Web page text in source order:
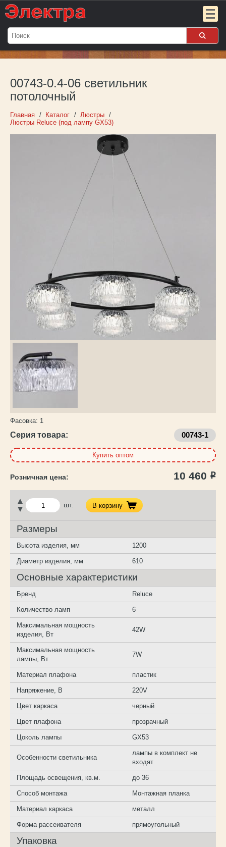
Мой
Пока
пуст
Войти
О компании
00743-0.4-06 светильник
потолочный
Главная Каталог
Люстры
Люстры Reluce (под лампу GX53)
Фасовка: 1
Серия товара: 00743-1
Купить оптом
10 460 Р
шт. В корзину
Размеры
Высота изделия, мм 1200
Диаметр изделия, мм 610
Основные характеристики
Бренд Reluce
Количество ламп 6
Максимальная мощность
изделия, Вт
42W
Максимальная мощность
лампы, Вт
7W
Материал плафона пластик
Напряжение, В 220V
Цвет каркаса черный
Цвет плафона прозрачный
Цоколь лампы GX53
Особенности светильника
лампы в комплект не
входят
Площадь освещения, кв.м. до 36
Способ монтажа Монтажная планка
Материал каркаса металл
Форма рассеивателя прямоугольный
Упаковка